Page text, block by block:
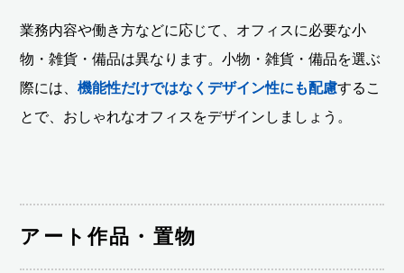
業務内容や働き方などに応じて、オフィスに必要な小
物・雑貨・備品は異なります。小物・雑貨・備品を選ぶ
際には、機能性だけではなくデザイン性にも配慮するこ
とで、おしゃれなオフィスをデザインしましょう。
アート作品・置物